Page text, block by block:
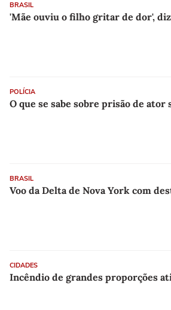
BRASIL
'Mãe ouviu o filho gritar de dor',
POLÍCIA
O que se sabe sobre prisão de
BRASIL
Voo da Delta de Nova York com
CIDADES
Incêndio de grandes proporções